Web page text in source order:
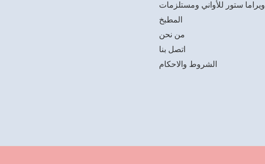
ويراما ستور للأواني ومستلزمات
المطبخ
من نحن
اتصل بنا
الشروط والاحكام